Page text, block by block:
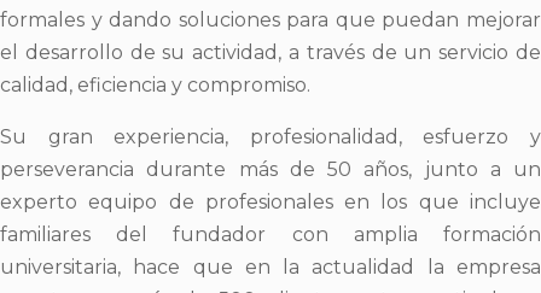
formales y dando soluciones para que puedan mejorar
el desarrollo de su actividad, a través de un servicio de
calidad, eficiencia y compromiso.
Su gran experiencia, profesionalidad, esfuerzo y
perseverancia durante más de 50 años, junto a un
experto equipo de profesionales en los que incluye
familiares del fundador con amplia formación
universitaria, hace que en la actualidad la empresa